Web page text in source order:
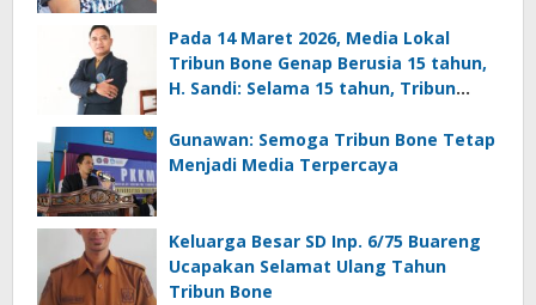
Pada 14 Maret 2026, Media Lokal
Tribun Bone Genap Berusia 15 tahun,
H. Sandi: Selama 15 tahun, Tribun
Arsip Perjalanan Sosial, Politik,
Pendidikan, dan Ekonomi Masyarakat
Gunawan: Semoga Tribun Bone Tetap
Menjadi Media Terpercaya
Keluarga Besar SD Inp. 6/75 Buareng
Ucapakan Selamat Ulang Tahun
Tribun Bone